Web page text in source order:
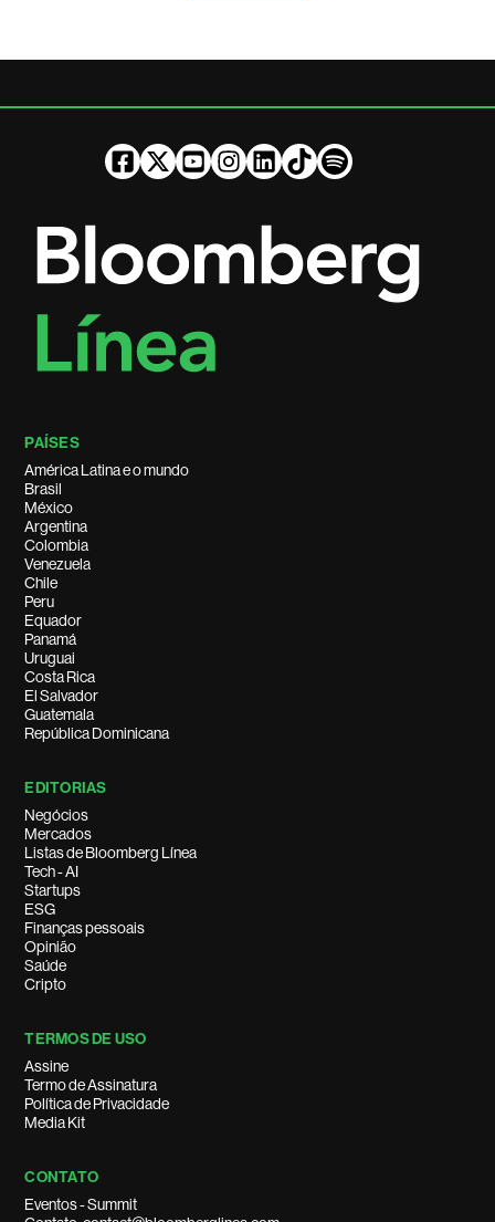
PAÍSES
América Latina e o mundo
Brasil
México
Argentina
Colombia
Venezuela
Chile
Peru
Equador
Panamá
Uruguai
Costa Rica
El Salvador
Guatemala
República Dominicana
EDITORIAS
Negócios
Mercados
Listas de Bloomberg Línea
Tech - AI
Startups
ESG
Finanças pessoais
Opinião
Saúde
Cripto
TERMOS DE USO
Assine
Termo de Assinatura
Política de Privacidade
Media Kit
CONTATO
Eventos - Summit